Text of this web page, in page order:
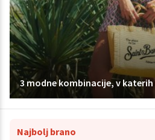
3 modne kombinacije, v
Najbolj brano